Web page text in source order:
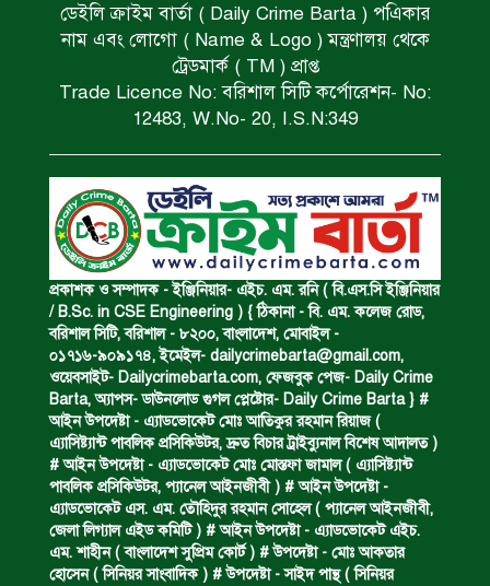
অভিমান করে স্বামীর আত্মহত্যা।
ধর্ষণচেষ্টা ও হত্যা মামলায় মৃত্যুদণ্ড।
বিশুদ্ধ পানির পাম্প পেল শতাধিক পরিবার।
সড়ক দুর্ঘটনায় বাসচাপায় মৃত্যুর ঘটনা।
বিজিবি’র অভিযানে ইয়াবা জব্দ।
অপহৃত রোহিঙ্গা উদ্ধার।
পানিতে ডুবে এক ছাত্রের মৃত্যু।
ডেইলি ক্রাইম বার্তা ( Daily Crime Barta ) পএিকার
নাম এবং লোগো ( Name & Logo ) মন্ত্রণালয় থেকে
ট্রেডমার্ক ( TM ) প্রাপ্ত
Trade Licence No: বরিশাল সিটি কর্পোরেশন- No:
12483, W.No- 20, I.S.N:349
প্রকাশক ও সম্পাদক - ইঞ্জিনিয়ার- এইচ. এম. রনি ( বি.এস.সি ইঞ্জিনিয়ার
/ B.Sc. in CSE Engineering ) { ঠিকানা - বি. এম. কলেজ রোড,
বরিশাল সিটি, বরিশাল - ৮২০০, বাংলাদেশ, মোবাইল -
০১৭১৬-৯০৯১৭৪, ইমেইল- dailycrimebarta@gmail.com,
ওয়েবসাইট- Dailycrimebarta.com, ফেজবুক পেজ- Daily Crime
Barta, অ‍্যাপস- ডাউনলোড গুগল প্লেষ্টোর- Daily Crime Barta } #
আইন উপদেষ্টা - এ্যাডভোকেট মোঃ আতিকুর রহমান রিয়াজ (
এ‍্যাসিষ্ট‍্যান্ট পাবলিক প্রসিকিউটর, দ্রুত বিচার ট্রাইব্যুনাল বিশেষ আদালত )
# আইন উপদেষ্টা - এ্যাডভোকেট মোঃ মোস্তফা জামাল ( এ‍্যাসিষ্ট‍্যান্ট
পাবলিক প্রসিকিউটর, প‍্যানেল আইনজীবী ) # আইন উপদেষ্টা -
এ্যাডভোকেট এস. এম. তৌহিদুর রহমান সোহেল ( প‍্যানেল আইনজীবী,
জেলা লিগ্যাল এইড কমিটি ) # আইন উপদেষ্টা - এ্যাডভোকেট এইচ.
এম. শাহীন ( বাংলাদেশ সুপ্রিম কোর্ট ) # উপদেষ্টা - মোঃ আকতার
হোসেন ( সিনিয়র সাংবাদিক ) # উপদেষ্টা - সাইদ পান্থ ( সিনিয়র